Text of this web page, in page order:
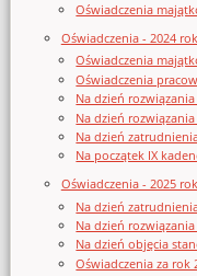
Oświadczenia
Oświadczenia - 2024 rok
Oświadczenia
Oświadczenia
Na dzień
Na dzień
Na dzień
Na początek IX
Oświadczenia - 2025 rok
Na dzień
Na dzień
Na dzień objęcia
Oświadczenia za rok